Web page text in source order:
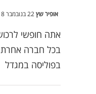
אופיר שץ
אתה חופשי
בכל חברה אחרת
בפוליסה במגדל